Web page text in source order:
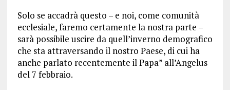
Solo se accadrà questo – e noi, come comunità
ecclesiale, faremo certamente la nostra parte –
sarà possibile uscire da quell’inverno demografico
che sta attraversando il nostro Paese, di cui ha
anche parlato recentemente il Papa” all’Angelus
del 7 febbraio.